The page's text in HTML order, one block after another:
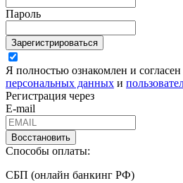
Пароль
Зарегистрироваться
Я полностью ознакомлен и согласен
персональных данных и
Регистрация через
E-mail
Восстановить
Способы оплаты:
СБП (онлайн банкинг РФ)